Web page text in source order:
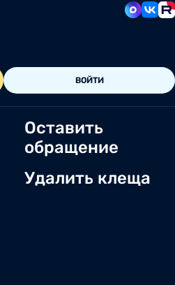
ВОЙТИ
Оставить
обращение
Удалить клеща